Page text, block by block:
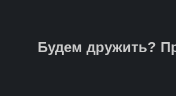
Будем дружить?